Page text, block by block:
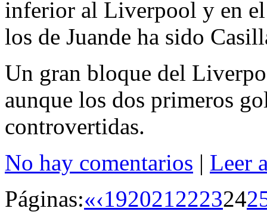
inferior al Liverpool y en el
los de Juande ha sido
Un gran bloque del
aunque los dos primeros
controvertidas.
No hay comentarios | Leer
Páginas:«‹192021222324